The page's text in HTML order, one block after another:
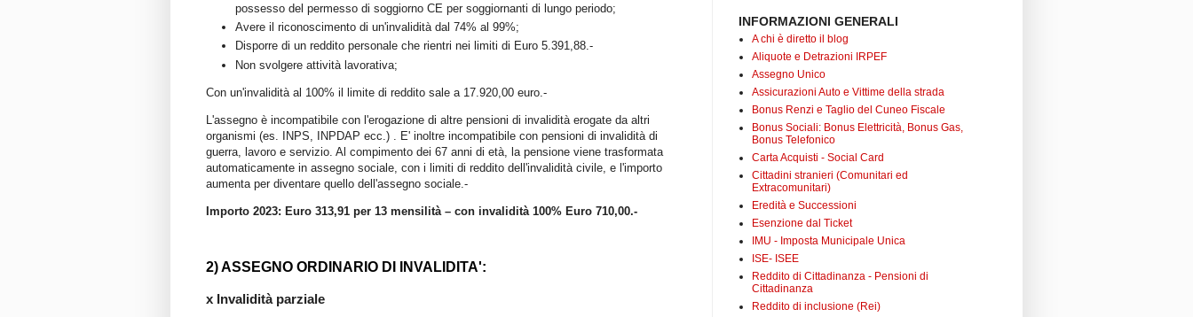
possesso del permesso di soggiorno CE per soggiornanti di lungo periodo;
Avere il riconoscimento di un'invalidità dal 74% al 99%;
Disporre di un reddito personale che rientri nei limiti di Euro 5.391,88.-
Non svolgere attività lavorativa;
Con un'invalidità al 100% il limite di reddito sale a 17.920,00 euro.-
L'assegno è incompatibile con l'erogazione di altre pensioni di invalidità erogate da altri
organismi (es. INPS, INPDAP ecc.) . E' inoltre incompatibile con pensioni di invalidità di
guerra, lavoro e servizio. Al compimento dei 67 anni di età, la pensione viene trasformata
automaticamente in assegno sociale, con i limiti di reddito dell'invalidità civile, e l'importo
aumenta per diventare quello dell'assegno sociale.-
Importo 2023: Euro 313,91 per 13 mensilità – con invalidità 100% Euro 710,00.-
2) ASSEGNO ORDINARIO DI INVALIDITA':
x Invalidità parziale
INFORMAZIONI GENERALI
A chi è diretto il blog
Aliquote e Detrazioni IRPEF
Assegno Unico
Assicurazioni Auto e Vittime della strada
Bonus Renzi e Taglio del Cuneo Fiscale
Bonus Sociali: Bonus Elettricità, Bonus Gas,
Bonus Telefonico
Carta Acquisti - Social Card
Cittadini stranieri (Comunitari ed
Extracomunitari)
Eredità e Successioni
Esenzione dal Ticket
IMU - Imposta Municipale Unica
ISE- ISEE
Reddito di Cittadinanza - Pensioni di
Cittadinanza
Reddito di inclusione (Rei)